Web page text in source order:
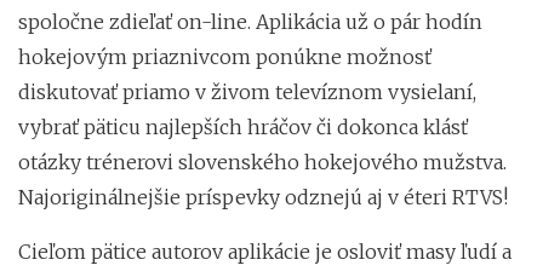
spoločne zdieľať on-line. Aplikácia už o pár hodín
hokejovým priaznivcom ponúkne možnosť
diskutovať priamo v živom televíznom vysielaní,
vybrať päticu najlepších hráčov či dokonca klásť
otázky trénerovi slovenského hokejového mužstva.
Najoriginálnejšie príspevky odznejú aj v éteri RTVS!
Cieľom pätice autorov aplikácie je osloviť masy ľudí a